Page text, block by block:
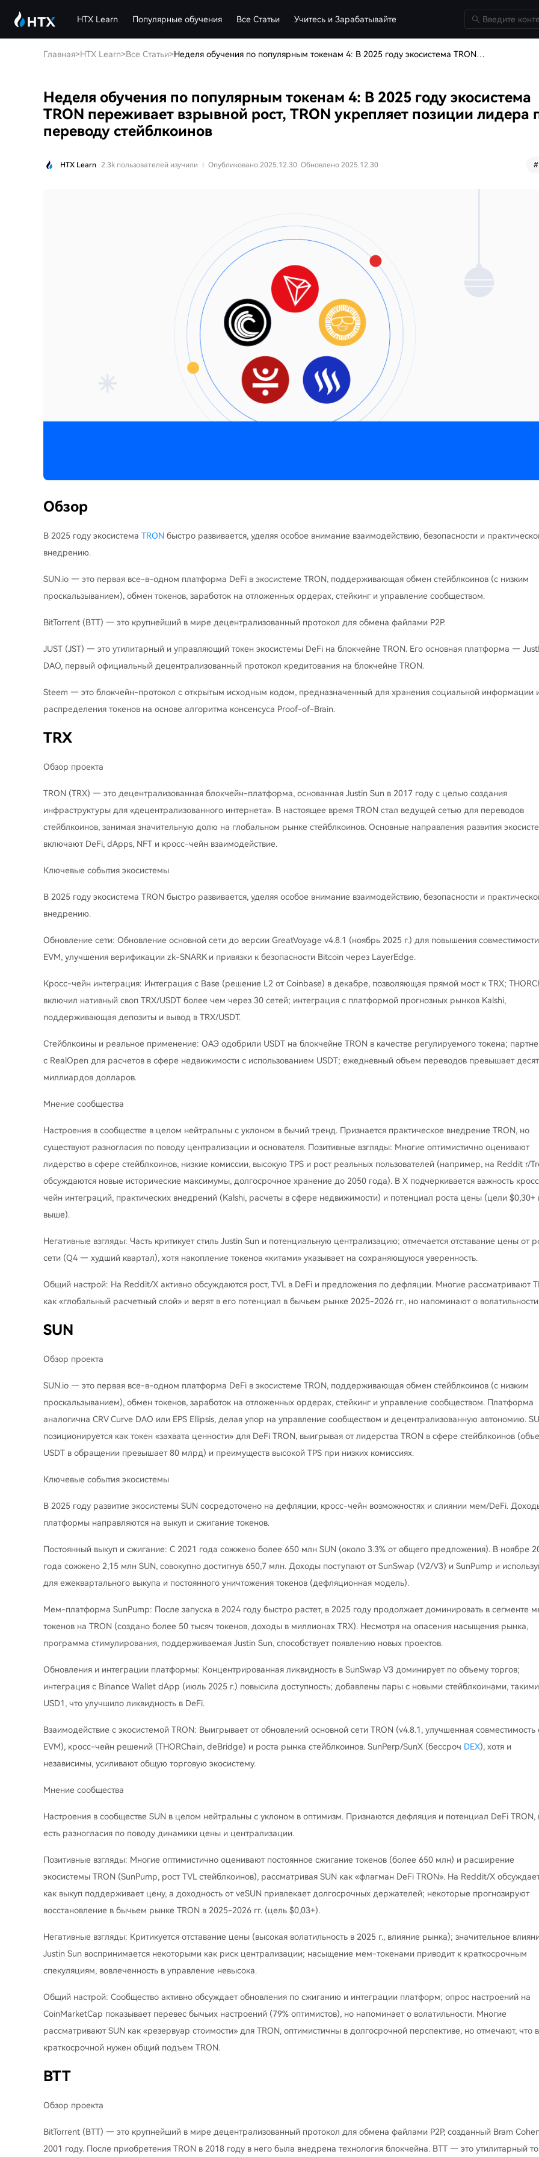
HTX Learn Популярные обучения Все Статьи Учитесь и Зарабатывайте
Главная>HTX Learn>Все Статьи> Неделя обучения по популярным токенам 4: В 2025 году экосистема TRON переживает взрывной рост, TRON укрепляет позиции лидера по переводу стейблкоинов
Неделя обучения по популярным токенам 4: В 2025 году экосистема
TRON переживает взрывной рост, TRON укрепляет позиции лидера
переводу стейблкоинов
HTX Learn 2.3k пользователей изучили Опубликовано 2025.12.30 Обновлено 2025.12.30 #
Обзор
В 2025 году экосистема TRON быстро развивается, уделяя особое внимание взаимодействию, безопасности и
внедрению.
SUN.io — это первая все-в-одном платформа DeFi в экосистеме TRON, поддерживающая обмен стейблкоинов (с низким
проскальзыванием), обмен токенов, заработок на отложенных ордерах, стейкинг и управление сообществом.
BitTorrent (BTT) — это крупнейший в мире децентрализованный протокол для обмена файлами P2P.
JUST (JST) — это утилитарный и управляющий токен экосистемы DeFi на блокчейне TRON. Его основная платформа —
DAO, первый официальный децентрализованный протокол кредитования на блокчейне TRON.
Steem — это блокчейн-протокол с открытым исходным кодом, предназначенный для хранения социальной информации
распределения токенов на основе алгоритма консенсуса Proof-of-Brain.
TRX
Обзор проекта
TRON (TRX) — это децентрализованная блокчейн-платформа, основанная Justin Sun в 2017 году с целью создания
инфраструктуры для «децентрализованного интернета». В настоящее время TRON стал ведущей сетью для переводов
стейблкоинов, занимая значительную долю на глобальном рынке стейблкоинов. Основные направления развития
включают DeFi, dApps, NFT и кросс-чейн взаимодействие.
Ключевые события экосистемы
В 2025 году экосистема TRON быстро развивается, уделяя особое внимание взаимодействию, безопасности и
внедрению.
Обновление сети: Обновление основной сети до версии GreatVoyage v4.8.1 (ноябрь 2025 г.) для повышения
EVM, улучшения верификации zk-SNARK и привязки к безопасности Bitcoin через LayerEdge.
Кросс-чейн интеграция: Интеграция с Base (решение L2 от Coinbase) в декабре, позволяющая прямой мост к TRX;
включил нативный своп TRX/USDT более чем через 30 сетей; интеграция с платформой прогнозных рынков Kalshi,
поддерживающая депозиты и вывод в TRX/USDT.
Стейблкоины и реальное применение: ОАЭ одобрили USDT на блокчейне TRON в качестве регулируемого токена;
с RealOpen для расчетов в сфере недвижимости с использованием USDT; ежедневный объем переводов превышает
миллиардов долларов.
Мнение сообщества
Настроения в сообществе в целом нейтральны с уклоном в бычий тренд. Признается практическое внедрение TRON, но
существуют разногласия по поводу централизации и основателя. Позитивные взгляды: Многие оптимистично оценивают
лидерство в сфере стейблкоинов, низкие комиссии, высокую TPS и рост реальных пользователей (например, на Reddit r/
обсуждаются новые исторические максимумы, долгосрочное хранение до 2050 года). В X подчеркивается важность
чейн интеграций, практических внедрений (Kalshi, расчеты в сфере недвижимости) и потенциал роста цены (цели $0,30+
выше).
Негативные взгляды: Часть критикует стиль Justin Sun и потенциальную централизацию; отмечается отставание цены от
сети (Q4 — худший квартал), хотя накопление токенов «китами» указывает на сохраняющуюся уверенность.
Общий настрой: На Reddit/X активно обсуждаются рост, TVL в DeFi и предложения по дефляции. Многие рассматривают
как «глобальный расчетный слой» и верят в его потенциал в бычьем рынке 2025-2026 гг., но напоминают о волатильности.
SUN
Обзор проекта
SUN.io — это первая все-в-одном платформа DeFi в экосистеме TRON, поддерживающая обмен стейблкоинов (с низким
проскальзыванием), обмен токенов, заработок на отложенных ордерах, стейкинг и управление сообществом. Платформа
аналогична CRV Curve DAO или EPS Ellipsis, делая упор на управление сообществом и децентрализованную автономию.
позиционируется как токен «захвата ценности» для DeFi TRON, выигрывая от лидерства TRON в сфере стейблкоинов
USDT в обращении превышает 80 млрд) и преимуществ высокой TPS при низких комиссиях.
Ключевые события экосистемы
В 2025 году развитие экосистемы SUN сосредоточено на дефляции, кросс-чейн возможностях и слиянии мем/DeFi.
платформы направляются на выкуп и сжигание токенов.
Постоянный выкуп и сжигание: С 2021 года сожжено более 650 млн SUN (около 3.3% от общего предложения). В ноябре
года сожжено 2,15 млн SUN, совокупно достигнув 650,7 млн. Доходы поступают от SunSwap (V2/V3) и SunPump и
для ежеквартального выкупа и постоянного уничтожения токенов (дефляционная модель).
Мем-платформа SunPump: После запуска в 2024 году быстро растет, в 2025 году продолжает доминировать в сегменте
токенов на TRON (создано более 50 тысяч токенов, доходы в миллионах TRX). Несмотря на опасения насыщения рынка,
программа стимулирования, поддерживаемая Justin Sun, способствует появлению новых проектов.
Обновления и интеграции платформы: Концентрированная ликвидность в SunSwap V3 доминирует по объему торгов;
интеграция с Binance Wallet dApp (июль 2025 г.) повысила доступность; добавлены пары с новыми стейблкоинами,
USD1, что улучшило ликвидность в DeFi.
Взаимодействие с экосистемой TRON: Выигрывает от обновлений основной сети TRON (v4.8.1, улучшенная совместимость
EVM), кросс-чейн решений (THORChain, deBridge) и роста рынка стейблкоинов. SunPerp/SunX (бессроч DEX), хотя и
независимы, усиливают общую торговую экосистему.
Мнение сообщества
Настроения в сообществе SUN в целом нейтральны с уклоном в оптимизм. Признаются дефляция и потенциал DeFi TRON,
есть разногласия по поводу динамики цены и централизации.
Позитивные взгляды: Многие оптимистично оценивают постоянное сжигание токенов (более 650 млн) и расширение
экосистемы TRON (SunPump, рост TVL стейблкоинов), рассматривая SUN как «флагман DeFi TRON». На Reddit/X
как выкуп поддерживает цену, а доходность от veSUN привлекает долгосрочных держателей; некоторые прогнозируют
восстановление в бычьем рынке TRON в 2025-2026 гг. (цель $0,03+).
Негативные взгляды: Критикуется отставание цены (высокая волатильность в 2025 г., влияние рынка); значительное
Justin Sun воспринимается некоторыми как риск централизации; насыщение мем-токенами приводит к краткосрочным
спекуляциям, вовлеченность в управление невысока.
Общий настрой: Сообщество активно обсуждает обновления по сжиганию и интеграции платформ; опрос настроений на
CoinMarketCap показывает перевес бычьих настроений (79% оптимистов), но напоминает о волатильности. Многие
рассматривают SUN как «резервуар стоимости» для TRON, оптимистичны в долгосрочной перспективе, но отмечают, что в
краткосрочной нужен общий подъем TRON.
BTT
Обзор проекта
BitTorrent (BTT) — это крупнейший в мире децентрализованный протокол для обмена файлами P2P, созданный Bram
2001 году. После приобретения TRON в 2018 году в него была внедрена технология блокчейна. BTT — это утилитарный